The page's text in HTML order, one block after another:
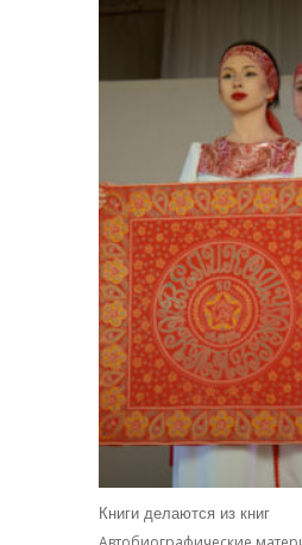
Книги делаются из книг